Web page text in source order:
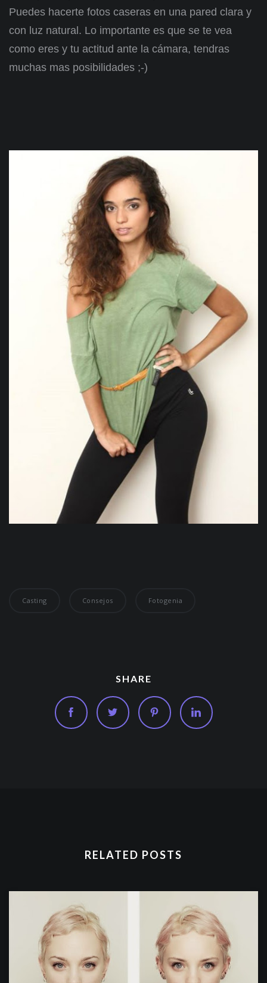
Puedes hacerte fotos caseras en una pared clara y
con luz natural. Lo importante es que se te vea
como eres y tu actitud ante la cámara, tendras
muchas mas posibilidades ;-)
Casting Consejos Fotogenia
SHARE
RELATED POSTS